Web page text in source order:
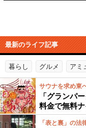
最新のライフ記事
暮らし グルメ アミ
サウナを求め東
「グランパ
料金で無料
「表と裏」の法